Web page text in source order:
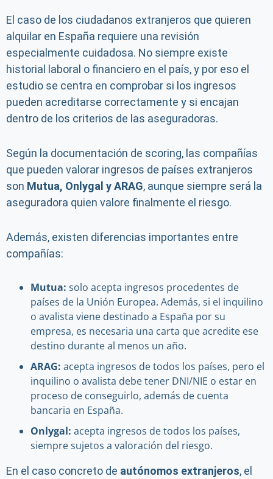
El caso de los ciudadanos extranjeros que quieren
alquilar en España requiere una revisión
especialmente cuidadosa. No siempre existe
historial laboral o financiero en el país, y por eso el
estudio se centra en comprobar si los ingresos
pueden acreditarse correctamente y si encajan
dentro de los criterios de las aseguradoras.
Según la documentación de scoring, las compañías
que pueden valorar ingresos de países extranjeros
son Mutua, Onlygal y ARAG, aunque siempre será la
aseguradora quien valore finalmente el riesgo.
Además, existen diferencias importantes entre
compañías:
Mutua: solo acepta ingresos procedentes de
países de la Unión Europea. Además, si el inquilino
o avalista viene destinado a España por su
empresa, es necesaria una carta que acredite ese
destino durante al menos un año.
ARAG: acepta ingresos de todos los países, pero el
inquilino o avalista debe tener DNI/NIE o estar en
proceso de conseguirlo, además de cuenta
bancaria en España.
Onlygal: acepta ingresos de todos los países,
siempre sujetos a valoración del riesgo.
En el caso concreto de autónomos extranjeros, el